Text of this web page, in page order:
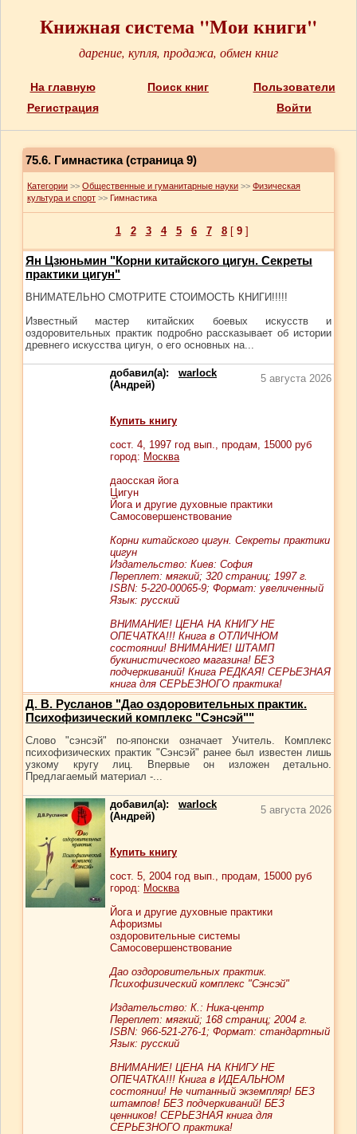
Книжная система "Мои книги"
дарение, купля, продажа, обмен книг
На главную Поиск книг
Пользователи
Регистрация
Войти
75.6. Гимнастика (cтраница 9)
Категории >> Общественные и гуманитарные науки >> Физическая
культура и спорт >> Гимнастика
1 2 3 4 5 6 7 8[ 9]
Ян Цзюньмин "Корни китайского цигун. Секреты
практики цигун"
ВНИМАТЕЛЬНО СМОТРИТЕ СТОИМОСТЬ КНИГИ!!!!!
Известный мастер китайских боевых искусств и
оздоровительных практик подробно рассказывает об истории
древнего искусства цигун, о его основных на...
добавил(а): warlock
(Андрей)
5 августа 2026
Купить книгу
сост. 4, 1997 год вып., продам, 15000 руб
город: Москва
даосская йога
Цигун
Йога и другие духовные практики
Самосовершенствование
Корни китайского цигун. Секреты практики
цигун
Издательство: Киев: София
Переплет: мягкий; 320 страниц; 1997 г.
ISBN: 5-220-00065-9; Формат: увеличенный
Язык: русский
ВНИМАНИЕ! ЦЕНА НА КНИГУ НЕ
ОПЕЧАТКА!!! Книга в ОТЛИЧНОМ
состоянии! ВНИМАНИЕ! ШТАМП
букинистического магазина! БЕЗ
подчеркиваний! Книга РЕДКАЯ! СЕРЬЕЗНАЯ
книга для СЕРЬЕЗНОГО практика!
Д. В. Русланов "Дао оздоровительных практик.
Психофизический комплекс "Сэнсэй""
Слово "сэнсэй" по-японски означает Учитель. Комплекс
психофизических практик "Сэнсэй" ранее был известен лишь
узкому кругу лиц. Впервые он изложен детально.
Предлагаемый материал -...
добавил(а): warlock
(Андрей)
5 августа 2026
Купить книгу
сост. 5, 2004 год вып., продам, 15000 руб
город: Москва
Йога и другие духовные практики
Афоризмы
оздоровительные системы
Самосовершенствование
Дао оздоровительных практик.
Психофизический комплекс "Сэнсэй"
Издательство: К.: Ника-центр
Переплет: мягкий; 168 страниц; 2004 г.
ISBN: 966-521-276-1; Формат: стандартный
Язык: русский
ВНИМАНИЕ! ЦЕНА НА КНИГУ НЕ
ОПЕЧАТКА!!! Книга в ИДЕАЛЬНОМ
состоянии! Не читанный экземпляр! БЕЗ
штампов! БЕЗ подчеркиваний! БЕЗ
ценников! СЕРЬЕЗНАЯ книга для
СЕРЬЕЗНОГО практика!